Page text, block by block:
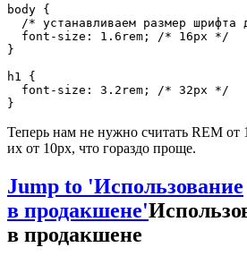
body {
/* устанавливаем размер
font-size : 1.6rem ;
/* 16px */
}
h1
{
font-size : 3.2rem ;
/* 32px */
}
Теперь нам не нужно считать REM
их от 10px, что гораздо проще.
Jump to 'Использование
в продакшене'
в продакшене